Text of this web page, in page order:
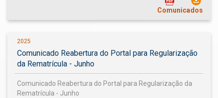
Comunicados
2025
Comunicado Reabertura do Portal para Regularização
da Rematrícula - Junho
Comunicado Reabertura do Portal para Regularização da
Rematrícula - Junho